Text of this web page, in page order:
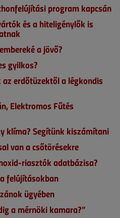
program kapcsán
és a hiteligénylők is
a jövő?
gyilkos?
az erdőtüzektől a légkondis
Elektromos Fűtés
klíma? Segítünk kiszámítani
van a csőtörésekre
riasztók adatbázisa?
felújításokban
ügyében
a mérnöki kamara?”